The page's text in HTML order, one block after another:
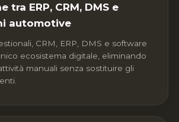
tra ERP, CRM, DMS e
automotive
CRM, ERP, DMS e software
ecosistema digitale, eliminando
manuali senza sostituire gli